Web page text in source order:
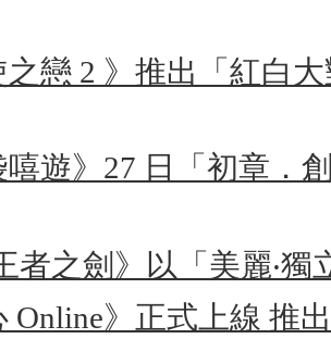
之戀 2 》推出「紅白
嘻遊》27 日「初章．
者之劍》以「美麗‧
Online》正式上線 推